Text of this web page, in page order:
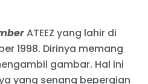
ATEEZ yang lahir di
1998. Dirinya memang
gambar. Hal ini
yang senang bepergian